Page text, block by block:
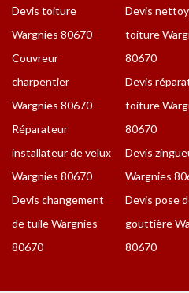
Devis toiture
Wargnies 80670
Couvreur
charpentier
Wargnies 80670
Réparateur
installateur de velux
Wargnies 80670
Devis changement
de tuile Wargnies
80670
Devis
toiture
80670
Devis
toiture
80670
Devis
Wargnies
Devis pose
gouttière
80670